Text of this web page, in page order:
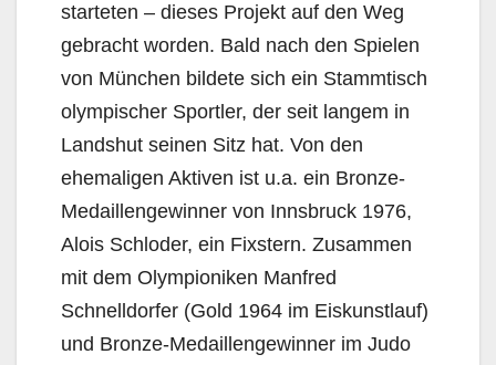
starteten – dieses Projekt auf den Weg
gebracht worden. Bald nach den Spielen
von München bildete sich ein Stammtisch
olympischer Sportler, der seit langem in
Landshut seinen Sitz hat. Von den
ehemaligen Aktiven ist u.a. ein Bronze-
Medaillengewinner von Innsbruck 1976,
Alois Schloder, ein Fixstern. Zusammen
mit dem Olympioniken Manfred
Schnelldorfer (Gold 1964 im Eiskunstlauf)
und Bronze-Medaillengewinner im Judo